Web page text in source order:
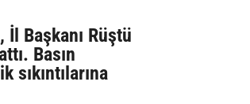
İl Başkanı Rüştü
Basın
sıkıntılarına